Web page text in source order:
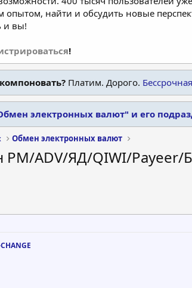
опытом, найти и обсудить новые
и вы!
!
Платим. Дорого.
электронных валют" и его
Обмен электронных валют
PM/ADV/ЯД/QIWI/Payeer/